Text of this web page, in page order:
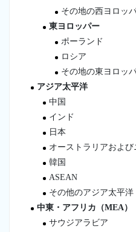
その地の西ヨロッ
東ヨロッパー
ポーランド
ロシア
その地の東ヨロッ
アジア太平洋
中国
インド
日本
オーストラリアおよ
韓国
ASEAN
その他のアジア太平洋
中東・アフリカ（MEA）
サウジアラビア